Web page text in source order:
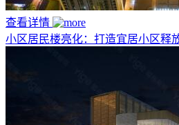
查看详情
小区居民楼亮化：打造宜居小区释